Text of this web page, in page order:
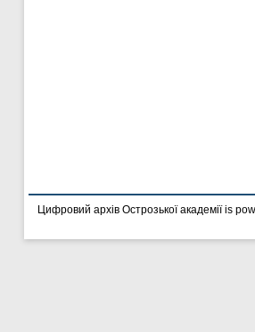
Цифровий архів Острозької академії is